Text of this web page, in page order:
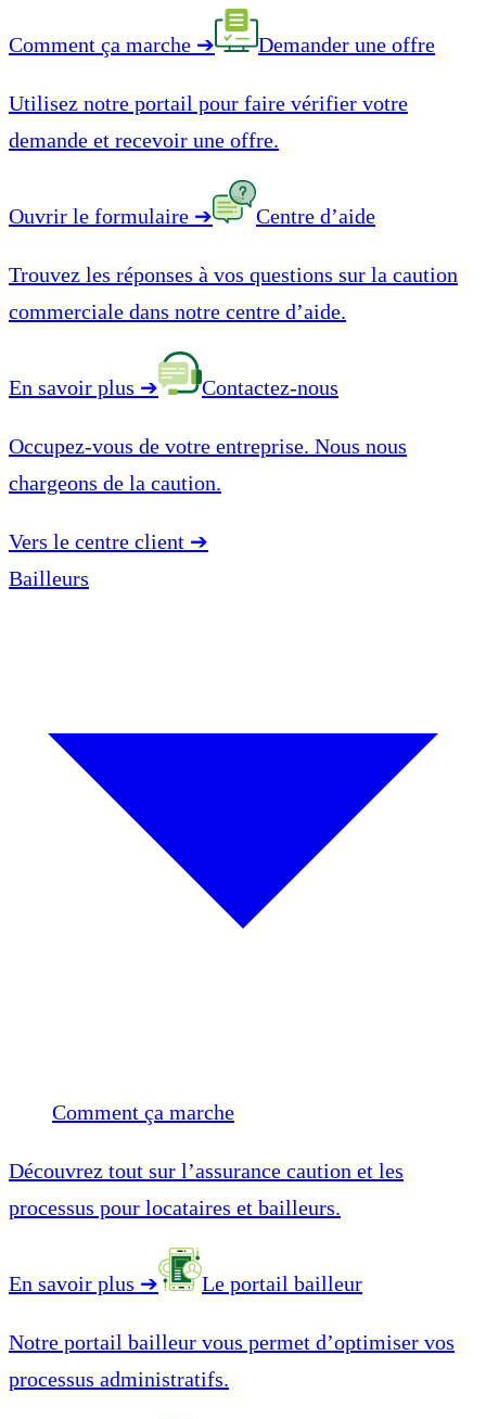
Comment ça marche ➔ Demander une offre
Utilisez notre portail pour faire vérifier votre
demande et recevoir une offre.
Ouvrir le formulaire ➔ Centre d’aide
Trouvez les réponses à vos questions sur la caution
commerciale dans notre centre d’aide.
En savoir plus ➔ Contactez-nous
Occupez-vous de votre entreprise. Nous nous
chargeons de la caution.
Vers le centre client ➔
Bailleurs
Comment ça marche
Découvrez tout sur l’assurance caution et les
processus pour locataires et bailleurs.
En savoir plus ➔ Le portail bailleur
Notre portail bailleur vous permet d’optimiser vos
processus administratifs.